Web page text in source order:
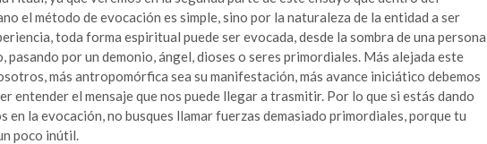
el método de evocación es simple, sino por la naturaleza de la entidad a ser
toda forma espiritual puede ser evocada, desde la sombra de una persona
pasando por un demonio, ángel, dioses o seres primordiales. Más alejada este
más antropomórfica sea su manifestación, más avance iniciático debemos
entender el mensaje que nos puede llegar a trasmitir. Por lo que si estás dando
en la evocación, no busques llamar fuerzas demasiado primordiales, porque tu
poco inútil.